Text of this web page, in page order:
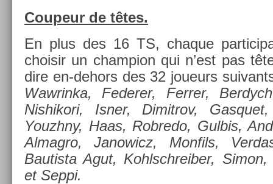
Co­upeur de têtes.
En plus des 16 TS, chaque
choisir un champ­ion qui n’est pas
dire en-dehors des 32 joueurs
Waw­rinka, Feder­er, Ferr­er,
Nis­hikori, Isner, Di­mit­rov,
Youzhny, Haas, Rob­redo, Gul­bis,
Al­mag­ro, Janowicz, Mon­fils,
Bautis­ta Agut, Kohlschreib­er,
et Seppi.